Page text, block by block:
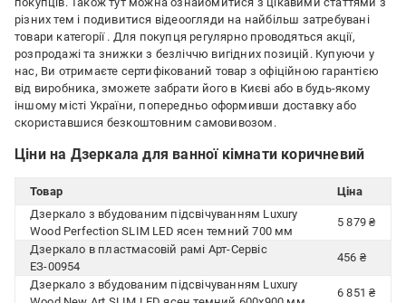
різних тем і подивитися відеоогляди на найбільш затребувані
товари категорії . Для покупця регулярно проводяться акції,
розпродажі та знижки з безліччю вигідних позицій. Купуючи у
нас, Ви отримаєте сертифікований товар з офіційною гарантією
від виробника, зможете забрати його в Києві або в будь-якому
іншому місті України, попередньо оформивши доставку або
скориставшися безкоштовним самовивозом.
Ціни на Дзеркала для ванної кімнати коричневий
Товар
Ціна
Дзеркало з вбудованим підсвічуванням Luxury
Wood Perfection SLIM LED ясен темний 700 мм
5 879 ₴
Дзеркало в пластмасовій рамі Арт-Сервіс
ЕЗ-00954
456 ₴
Дзеркало з вбудованим підсвічуванням Luxury
6 851 ₴